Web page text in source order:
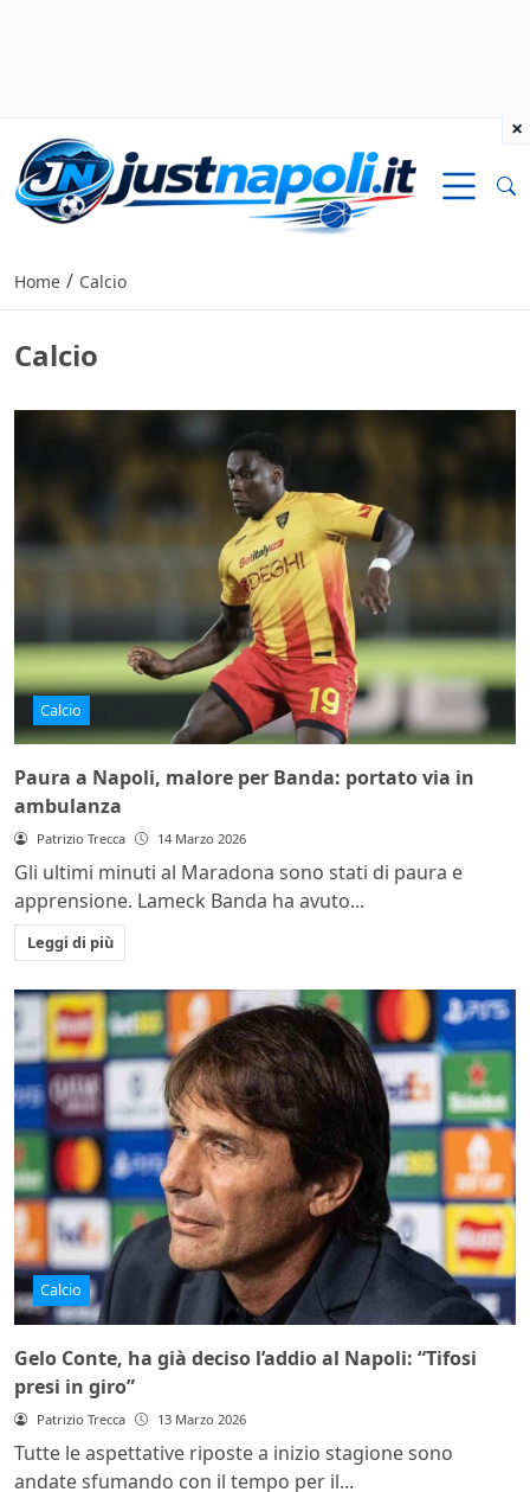
Home / Calcio
Calcio
Calcio
Paura a Napoli, malore per Banda: portato via in
ambulanza
Patrizio Trecca 14 Marzo 2026
Gli ultimi minuti al Maradona sono stati di paura e
apprensione. Lameck Banda ha avuto...
Leggi di più
Calcio
Gelo Conte, ha già deciso l’addio al Napoli: “Tifosi
presi in giro”
Patrizio Trecca 13 Marzo 2026
Tutte le aspettative riposte a inizio stagione sono
andate sfumando con il tempo per il...
×